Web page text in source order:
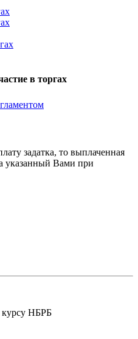
в торгах
задатка, то выплаченная
указанный Вами при
НБРБ